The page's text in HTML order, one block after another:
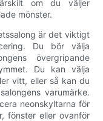
om du väljer
mönster.
är det viktigt
Du bör välja
övergripande
Du kan välja
vitt, eller så kan du
varumärke.
neonskyltarna för
fönster eller ovanför